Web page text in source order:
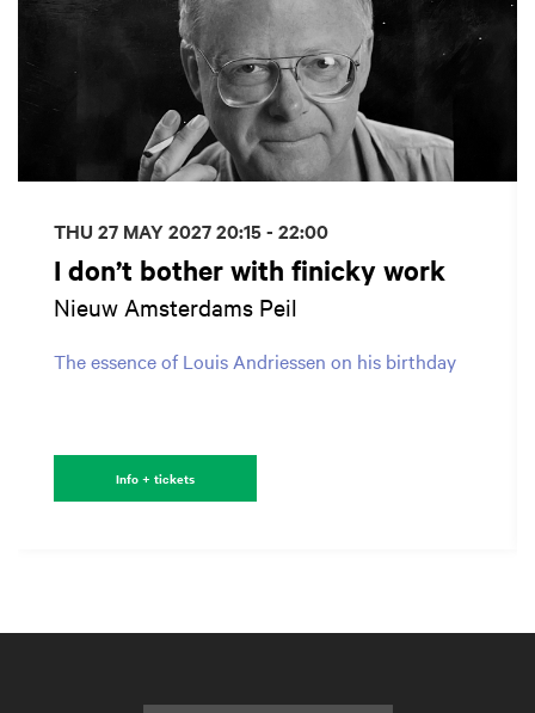
I don’t bother with finicky work
Nieuw Amsterdams Peil
The essence of Louis Andriessen on his birthday
THU 27 MAY 202720:15 - 22:00
Info + tickets